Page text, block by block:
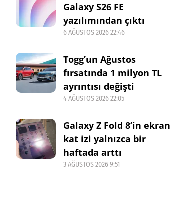
Galaxy S26 FE
yazılımından çıktı
6 AĞUSTOS 2026 22:46
Togg’un Ağustos
fırsatında 1 milyon TL
ayrıntısı değişti
4 AĞUSTOS 2026 22:05
Galaxy Z Fold 8’in ekran
kat izi yalnızca bir
haftada arttı
3 AĞUSTOS 2026 9:51